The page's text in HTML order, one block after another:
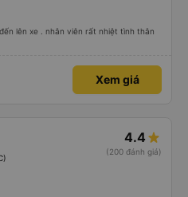
lên xe . nhân viên rất nhiệt tình thân
Xem giá
4.4
(200 đánh giá)